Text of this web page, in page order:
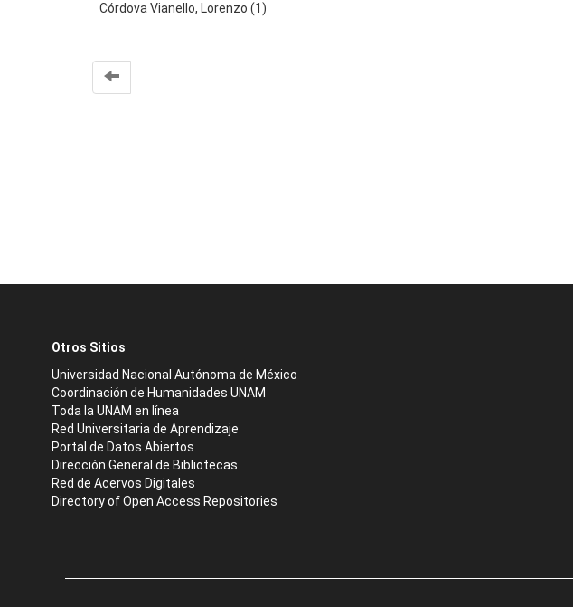
Córdova Vianello, Lorenzo (1)
Otros Sitios
Universidad Nacional Autónoma de México
Coordinación de Humanidades UNAM
Toda la UNAM en línea
Red Universitaria de Aprendizaje
Portal de Datos Abiertos
Dirección General de Bibliotecas
Red de Acervos Digitales
Directory of Open Access Repositories